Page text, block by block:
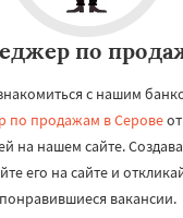
по
с нашим
по продажам в Серове
на нашем сайте.
его на сайте и
понравившиеся вакансии.